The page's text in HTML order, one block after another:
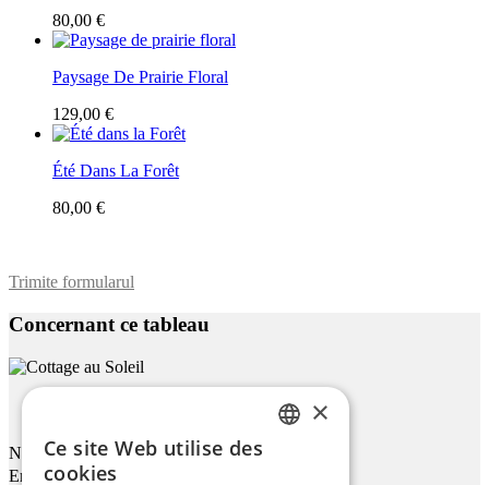
80,00 €
Paysage De Prairie Floral
129,00 €
Été Dans La Forêt
80,00 €
Trimite formularul
Concernant ce tableau
Cottage Au Soleil
Nom
Email
×
Ce site Web utilise des
cookies